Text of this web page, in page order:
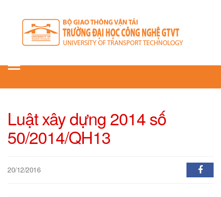
Toggle
Luật xây dựng 2014 số
50/2014/QH13
20/12/2016